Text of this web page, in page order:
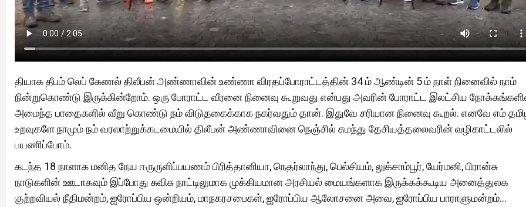
தியாக தீபம் லெப் கேணல் திலீபன் அண்ணாவின் உண்ணா விரதப்போராட்டத்தின் 34 ம் ஆண்டின் 5 ம் நாள் நினைவில் நாம்
நின்றுகொண்டு இருக்கின்றோம். ஒரு போராட்ட வீரனை நினைவு கூறுவது என்பது அவரின் போராட்ட இலட்சிய
அமைந்த பாதைகளில் வீறு கொண்டு நம் விடுதகைக்காக நகர்வதும் தான். இதுவே சரியான நினைவு கூறல். எனவே எம்
உறவுகளே நாமும் நம் வரலாற்றுக்கடமையில் திலீபன் அண்ணாவினை நெஞ்சில் சுமந்து தேசியத்தலைவரின் வழிகாட்டலில்
பயணிப்போம்.
கடந்த 18 நாளாக மனித நேய ஈருருளிப்பயணம் பிரித்தானியா, நெதர்லாந்து, பெல்சியம், லுக்சாம்பூர், யேர்மனி, பிரான்சு
நாடுகளின் ஊடாகவும் இப்போது சுவிசு நாட்டிலுமாக முக்கியமான அரசியல் மையங்களாக இருக்கக்கூடிய அனைத்துலக
குற்றவியல் நீதிமன்றம், ஐரோப்பிய ஒன்றியம், மாநகரசபைகள், ஐரோப்பிய ஆலோசனை அவை, ஐரோப்பிய பாராளுமன்றம்…